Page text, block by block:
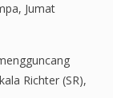
Jumat
Richter (SR),